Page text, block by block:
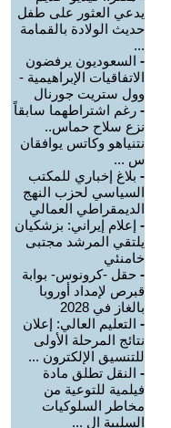
يدعي العثور على طفل
حديث الولادة بالقمامة
...
- السعوديون يرفضون
الاتفاقيات الإبراهيمية -
وول ستريت جورنال
- رغم اشتراطهما سابقاً
نزع سلاح حماس..
نتنياهو وكاتس يوافقان
س ...
- بلاغ إخباري للمكتب
السياسي لحزب النهج
الديمقراطي العمالي
- إعلام إيراني: بزشكيان
يلتقي المرشد مجتبى
خامنئي
- حقل -كرونوس- بوابة
قبرص لإمداد أوروبا
بالغاز في 2028
- التعليم العالي: إعلان
نتائج المرحلة الأولى
للتنسيق الإلكترون ...
- النقل تطلق مادة
فيلمية للتوعية من
مخاطر السلوكيات
السلبية ال ...